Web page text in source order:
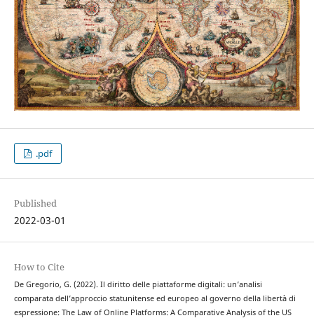
.pdf
Published
2022-03-01
How to Cite
De Gregorio, G. (2022). Il diritto delle piattaforme digitali: un’analisi
comparata dell’approccio statunitense ed europeo al governo della libertà di
espressione: The Law of Online Platforms: A Comparative Analysis of the US